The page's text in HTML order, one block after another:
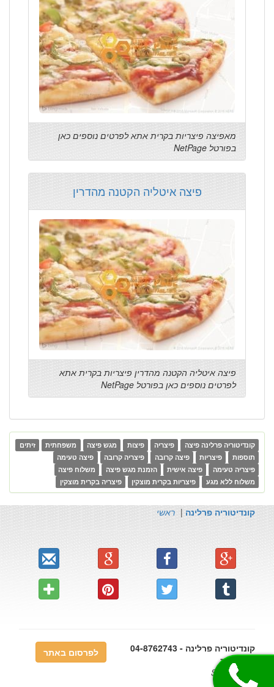
מאפיצה פיצריות בקרית אתא לפרטים נוספים כאן
בפורטל NetPage
פיצה איטליה הקטנה מהדרין
פיצה איטליה הקטנה מהדרין פיצריות בקרית אתא
לפרטים נוספים כאן בפורטל NetPage
קונדיטוריה פרלינה פיצה פיצריה פיצות מגש פיצה משפחתית
זיתים
תוספות
פיצריות פיצה קרובה פיצריה קרובה
פיצה טעימה
פיצריה טעימה
פיצה אישית הזמנת מגש פיצה
משלוח פיצה
משלוח ללא מגע
פיצריות בקרית מוצקין פיצריה בקרית מוצקין
קונדיטוריה פרלינה | ראשי
לפרסום באתר
קונדיטוריה פרלינה - 04-8762743
- פיצריות
0.0038 Sec